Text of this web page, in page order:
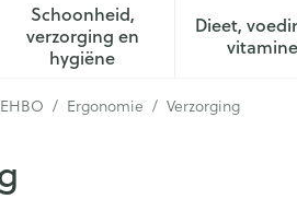
Schoonheid,
verzorging en
hygiëneToon submenu voor
Dieet,
/ Ergonomie / Verzorging